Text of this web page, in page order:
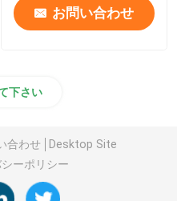
お問い合わせ
下さい
合わせ
Desktop Site
ーポリシー